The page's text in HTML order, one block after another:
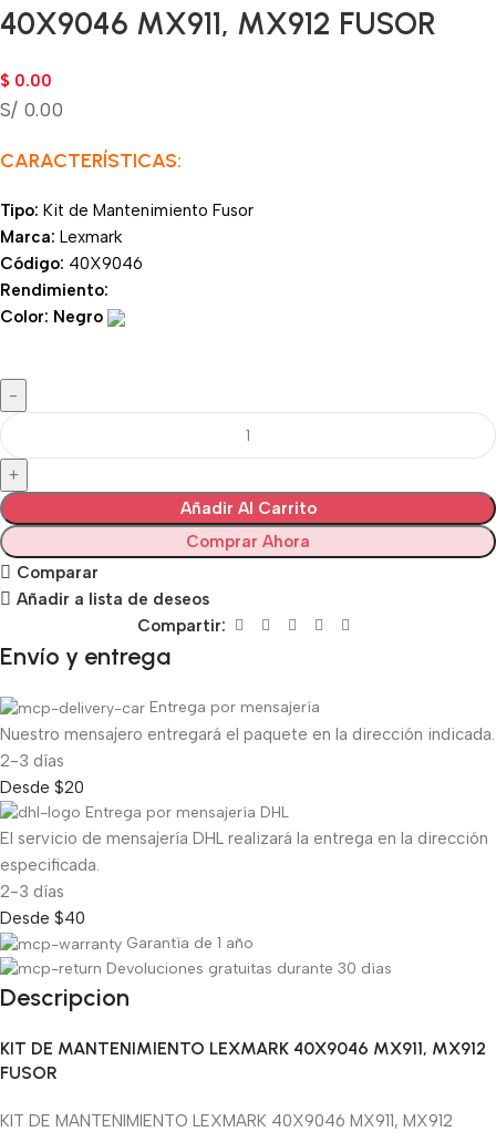
40X9046 MX911, MX912 FUSOR
$ 0.00
S/ 0.00
CARACTERÍSTICAS:
Tipo: Kit de Mantenimiento Fusor
Marca: Lexmark
Código: 40X9046
Rendimiento:
Color: Negro
Añadir Al Carrito
Comprar Ahora
Comparar
Añadir a lista de deseos
Compartir:
Envío y entrega
Entrega por mensajería
Nuestro mensajero entregará el paquete en la dirección indicada.
2-3 días
Desde $20
Entrega por mensajería DHL
El servicio de mensajería DHL realizará la entrega en la dirección
especificada.
2-3 días
Desde $40
Garantía de 1 año
Devoluciones gratuitas durante 30 días
Descripcion
KIT DE MANTENIMIENTO LEXMARK 40X9046 MX911, MX912
FUSOR
KIT DE MANTENIMIENTO LEXMARK 40X9046 MX911, MX912